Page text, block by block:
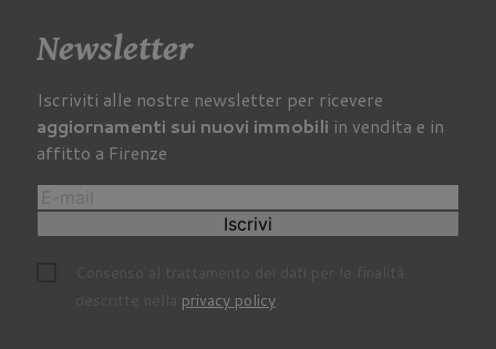
Newsletter
Iscriviti alle nostre newsletter per ricevere
aggiornamenti sui nuovi immobili in vendita e in
affitto a Firenze
Iscrivi
privacy policy.